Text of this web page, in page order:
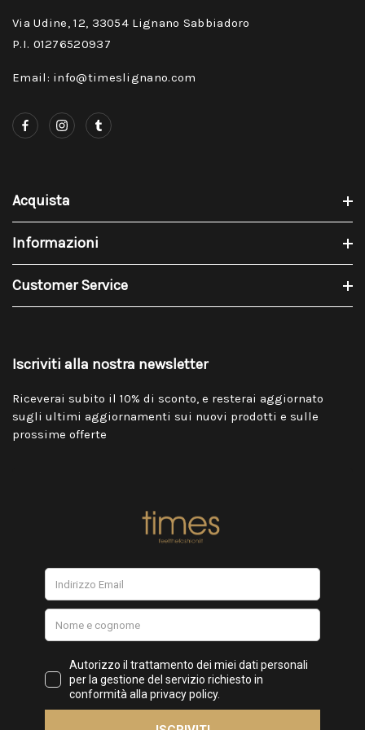
Via Udine, 12, 33054 Lignano Sabbiadoro
P.I. 01276520937
Email: info@timeslignano.com
Acquista
Informazioni
Customer Service
Iscriviti alla nostra newsletter
Riceverai subito il 10% di sconto, e resterai aggiornato
sugli ultimi aggiornamenti sui nuovi prodotti e sulle
prossime offerte